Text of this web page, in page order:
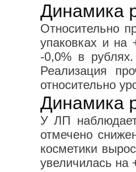
Динамика
Относительно
упаковках и на
-0,0% в
Реализация
относительно
Динамика
У ЛП
отмечено
косметики
увеличилась на